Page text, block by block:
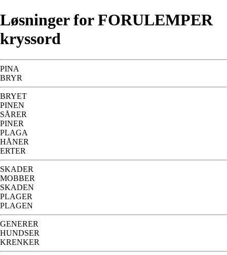
Løsninger for FORULEMPER
kryssord
PINA
BRYR
BRYET
PINEN
SÅRER
PINER
PLAGA
HÅNER
ERTER
SKADER
MOBBER
SKADEN
PLAGER
PLAGEN
GENERER
HUNDSER
KRENKER